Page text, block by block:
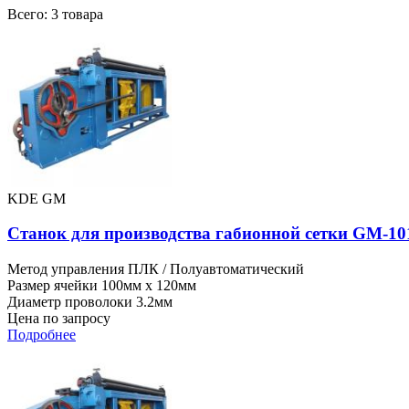
Всего: 3 товара
KDE GM
Станок для производства габионной сетки GM-
Метод управления ПЛК / Полуавтоматический
Размер ячейки 100мм x 120мм
Диаметр проволоки 3.2мм
Цена по запросу
Подробнее